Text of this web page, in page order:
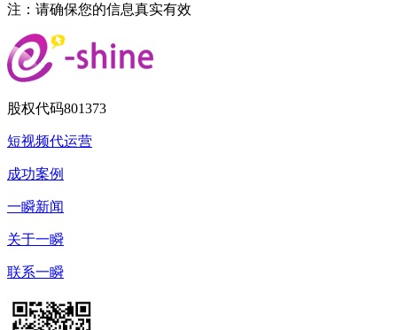
注：请确保您的信息真实有效
股权代码801373
短视频代运营
成功案例
一瞬新闻
关于一瞬
联系一瞬